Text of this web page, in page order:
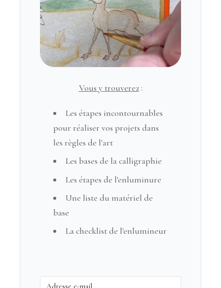
Vous y trouverez:
Les étapes incontournables
pour réaliser vos projets dans
les règles de l'art
Les bases de la calligraphie
Les étapes de l'enluminure
Une liste du matériel de
base
La checklist de l'enlumineur